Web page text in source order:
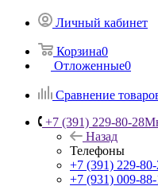
Личный кабинет
Корзина0
Отложенные0
Сравнение
+7 (391) 229-80-28
Назад
Телефоны
+7 (391) 229-
+7 (931) 009-